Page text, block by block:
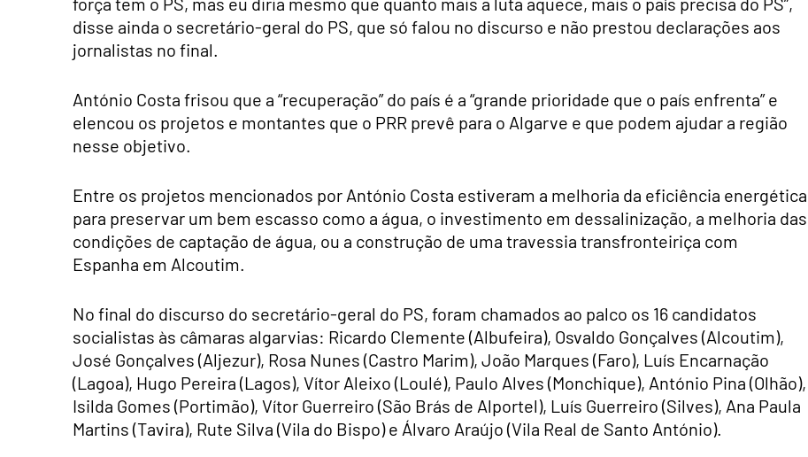
disse ainda o secretário-geral do PS, que só falou no discurso e não prestou declarações aos
jornalistas no final.
António Costa frisou que a “recuperação” do país é a “grande prioridade que o país enfrenta” e
elencou os projetos e montantes que o PRR prevê para o Algarve e que podem ajudar a região
nesse objetivo.
Entre os projetos mencionados por António Costa estiveram a melhoria da eficiência energética
para preservar um bem escasso como a água, o investimento em dessalinização, a melhoria das
condições de captação de água, ou a construção de uma travessia transfronteiriça com
Espanha em Alcoutim.
No final do discurso do secretário-geral do PS, foram chamados ao palco os 16 candidatos
socialistas às câmaras algarvias: Ricardo Clemente (Albufeira), Osvaldo Gonçalves (Alcoutim),
José Gonçalves (Aljezur), Rosa Nunes (Castro Marim), João Marques (Faro), Luís Encarnação
(Lagoa), Hugo Pereira (Lagos), Vítor Aleixo (Loulé), Paulo Alves (Monchique), António Pina (Olhão),
Isilda Gomes (Portimão), Vítor Guerreiro (São Brás de Alportel), Luís Guerreiro (Silves), Ana Paula
Martins (Tavira), Rute Silva (Vila do Bispo) e Álvaro Araújo (Vila Real de Santo António).